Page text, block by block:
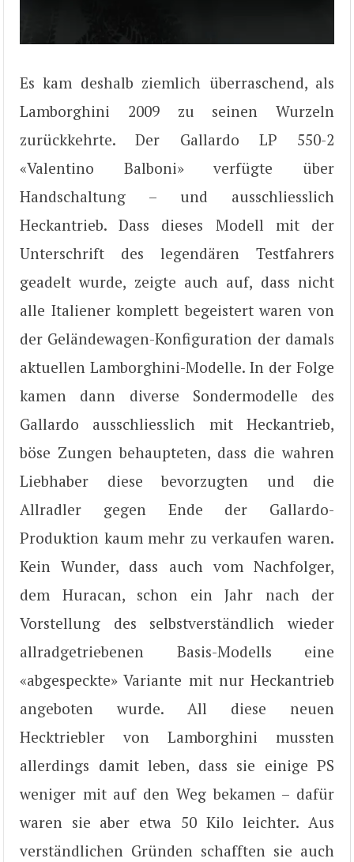
Es kam deshalb ziemlich überraschend, als
Lamborghini 2009 zu seinen Wurzeln
zurückkehrte. Der Gallardo LP 550-2
«Valentino Balboni» verfügte über
Handschaltung – und ausschliesslich
Heckantrieb. Dass dieses Modell mit der
Unterschrift des legendären Testfahrers
geadelt wurde, zeigte auch auf, dass nicht
alle Italiener komplett begeistert waren von
der Geländewagen-Konfiguration der damals
aktuellen Lamborghini-Modelle. In der Folge
kamen dann diverse Sondermodelle des
Gallardo ausschliesslich mit Heckantrieb,
böse Zungen behaupteten, dass die wahren
Liebhaber diese bevorzugten und die
Allradler gegen Ende der Gallardo-
Produktion kaum mehr zu verkaufen waren.
Kein Wunder, dass auch vom Nachfolger,
dem Huracan, schon ein Jahr nach der
Vorstellung des selbstverständlich wieder
allradgetriebenen Basis-Modells eine
«abgespeckte» Variante mit nur Heckantrieb
angeboten wurde. All diese neuen
Hecktriebler von Lamborghini mussten
allerdings damit leben, dass sie einige PS
weniger mit auf den Weg bekamen – dafür
waren sie aber etwa 50 Kilo leichter. Aus
verständlichen Gründen schafften sie auch